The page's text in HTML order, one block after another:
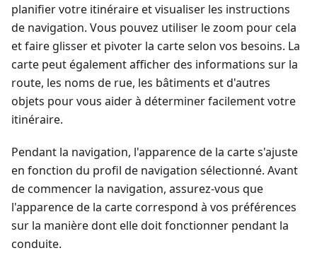
planifier votre itinéraire et visualiser les instructions
de navigation. Vous pouvez utiliser le zoom pour cela
et faire glisser et pivoter la carte selon vos besoins. La
carte peut également afficher des informations sur la
route, les noms de rue, les bâtiments et d'autres
objets pour vous aider à déterminer facilement votre
itinéraire.
Pendant la navigation, l'apparence de la carte s'ajuste
en fonction du profil de navigation sélectionné. Avant
de commencer la navigation, assurez-vous que
l'apparence de la carte correspond à vos préférences
sur la manière dont elle doit fonctionner pendant la
conduite.